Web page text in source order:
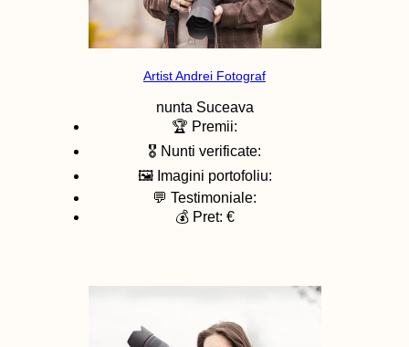
Artist Andrei Fotograf
nunta Suceava
🏆 Premii:
🎖️ Nunti verificate:
🖼️ Imagini portofoliu:
💬 Testimoniale:
💰 Pret: €